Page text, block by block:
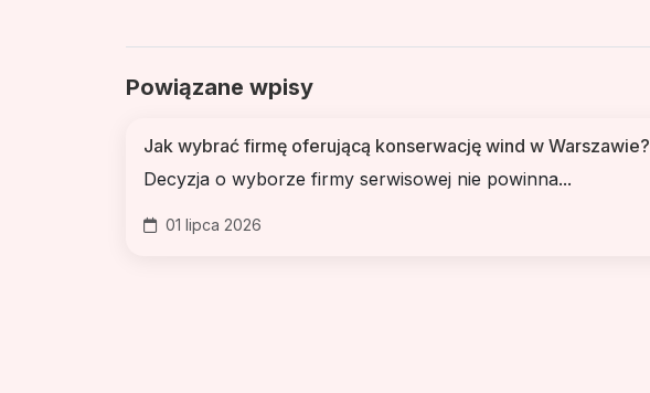
Powiązane wpisy
Jak wybrać firmę oferującą konserwację wind w Warszawie?
Decyzja o wyborze firmy serwisowej nie powinna...
01 lipca 2026